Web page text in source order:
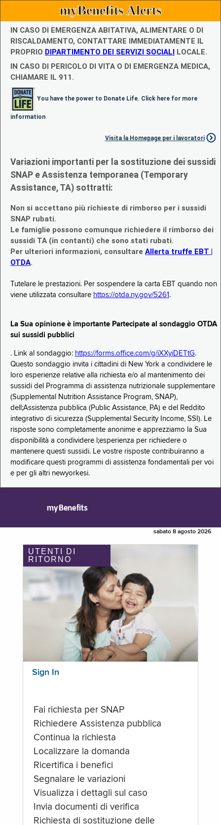
myBenefits Alerts
IN CASO DI EMERGENZA ABITATIVA, ALIMENTARE O DI
RISCALDAMENTO, CONTATTARE IMMEDIATAMENTE IL
PROPRIO DIPARTIMENTO DEI SERVIZI SOCIALI LOCALE.
IN CASO DI PERICOLO DI VITA O DI EMERGENZA MEDICA,
CHIAMARE IL 911.
You have the power to Donate Life. Click here for more
information
Visita la Homepage per i lavoratori
Variazioni importanti per la sostituzione dei sussidi
SNAP e Assistenza temporanea (Temporary
Assistance, TA) sottratti:
Non si accettano più richieste di rimborso per i sussidi
SNAP rubati.
Le famiglie possono comunque richiedere il rimborso dei
sussidi TA (in contanti) che sono stati rubati.
Per ulteriori informazioni, consultare Allerta truffe EBT |
OTDA.
Tutelare le prestazioni. Per sospendere la carta EBT quando non
viene utilizzata consultare https://otda.ny.gov/5261 .
La Sua opinione è importante Partecipate al sondaggio OTDA
sui sussidi pubblici
. Link al sondaggio: https://forms.office.com/g/iXXyiDETtG.
Questo sondaggio invita i cittadini di New York a condividere le
loro esperienze relative alla richiesta e/o al mantenimento dei
sussidi del Programma di assistenza nutrizionale supplementare
(Supplemental Nutrition Assistance Program, SNAP),
dell;Assistenza pubblica (Public Assistance, PA) e del Reddito
integrativo di sicurezza (Supplemental Security Income, SSI). Le
risposte sono completamente anonime e apprezziamo la Sua
disponibilità a condividere l;esperienza per richiedere o
mantenere questi sussidi. Le vostre risposte contribuiranno a
modificare questi programmi di assistenza fondamentali per voi
e per gli altri newyorkesi.
myBenefits
sabato 8 agosto 2026
UTENTI DI
RITORNO
Sign In
Fai richiesta per SNAP
Richiedere Assistenza pubblica
Continua la richiesta
Localizzare la domanda
Ricertifica i benefici
Segnalare le variazioni
Visualizza i dettagli sul caso
Invia documenti di verifica
Richiesta di sostituzione delle